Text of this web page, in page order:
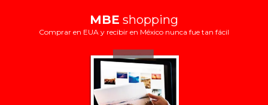
MBE shopping
Comprar en EUA y recibir en México nunca fue tan fácil